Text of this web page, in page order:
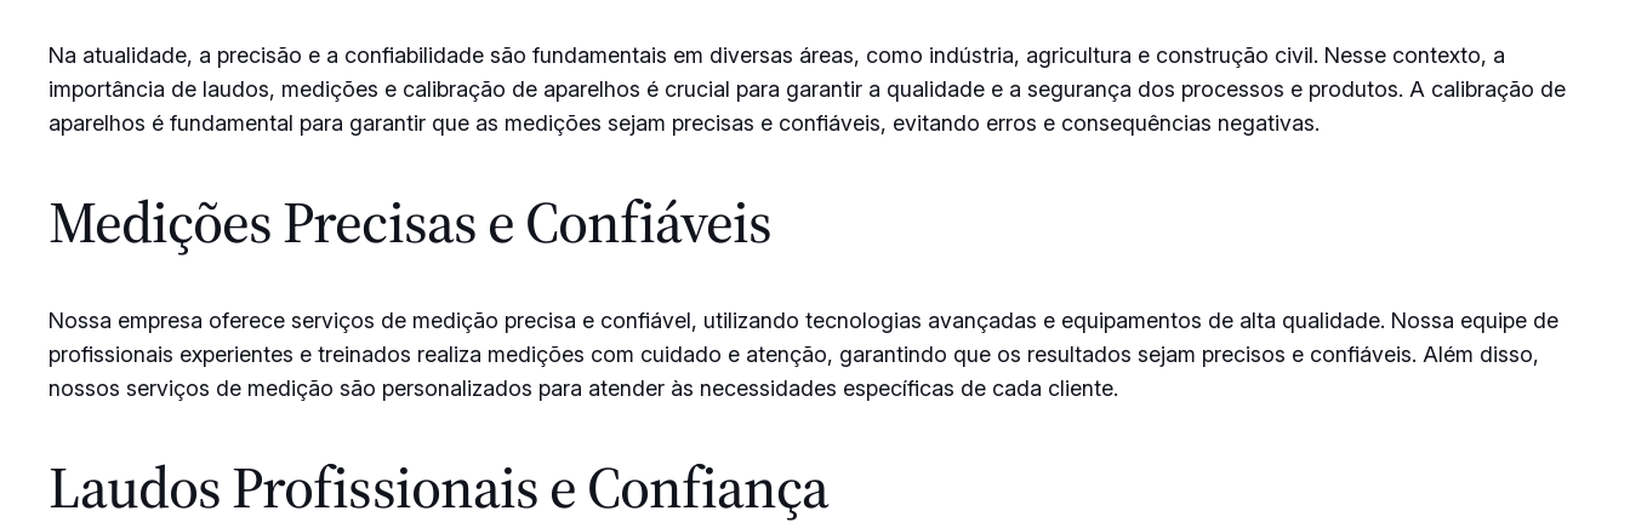
Na atualidade, a precisão e a confiabilidade são fundamentais em diversas áreas, como indústria, agricultura e construção civil. Nesse contexto, a
importância de laudos, medições e calibração de aparelhos é crucial para garantir a qualidade e a segurança dos processos e produtos. A calibração de
aparelhos é fundamental para garantir que as medições sejam precisas e confiáveis, evitando erros e consequências negativas.
Medições Precisas e Confiáveis
Nossa empresa oferece serviços de medição precisa e confiável, utilizando tecnologias avançadas e equipamentos de alta qualidade. Nossa equipe de
profissionais experientes e treinados realiza medições com cuidado e atenção, garantindo que os resultados sejam precisos e confiáveis. Além disso,
nossos serviços de medição são personalizados para atender às necessidades específicas de cada cliente.
Laudos Profissionais e Confiança